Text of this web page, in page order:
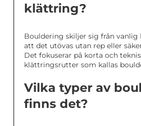
klättring?
Bouldering skiljer sig från
att det utövas utan rep eller
Det fokuserar på korta och
klättringsrutter som kallas
Vilka typer av
finns det?